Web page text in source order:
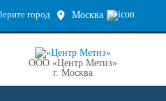
город Москва
ООО «Центр Метиз»
г. Москва